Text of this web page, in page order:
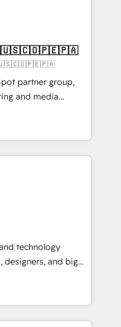
✨ CS: Clients
new visitors for a
415% conversion
Impact Award 🏆
Gold AVA Digital
CRM
partner group,
and media
Southern
Born in Chile,
reach to
creativity,
building end-to-
AI automation,
and digital
works in Spanish,
scalable strategies
Top 3 Partner of the
• Partner of the
technology
designers, and big
and
curiosity—to turn
into meaningful
is more than just